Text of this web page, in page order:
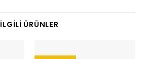
İLGILI ÜRÜNLER